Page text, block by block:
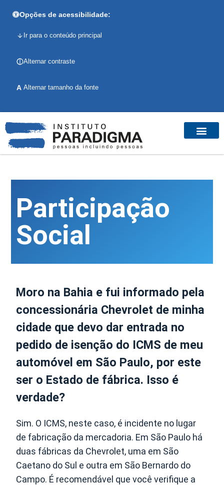
Opções de acessibilidade:
Ir para o conteúdo principal
Alternar contraste
A Alternar tamanho da fonte
Participação
Social
Moro na Bahia e fui informado pela
concessionária Chevrolet de minha
cidade que devo dar entrada no
pedido de isenção do ICMS de meu
automóvel em São Paulo, por este
ser o Estado de fábrica. Isso é
verdade?
Sim. O ICMS, neste caso, é incidente no lugar
de fabricação da mercadoria. Em São Paulo há
duas fábricas da Chevrolet, uma em São
Caetano do Sul e outra em São Bernardo do
Campo. É recomendável que você verifique a